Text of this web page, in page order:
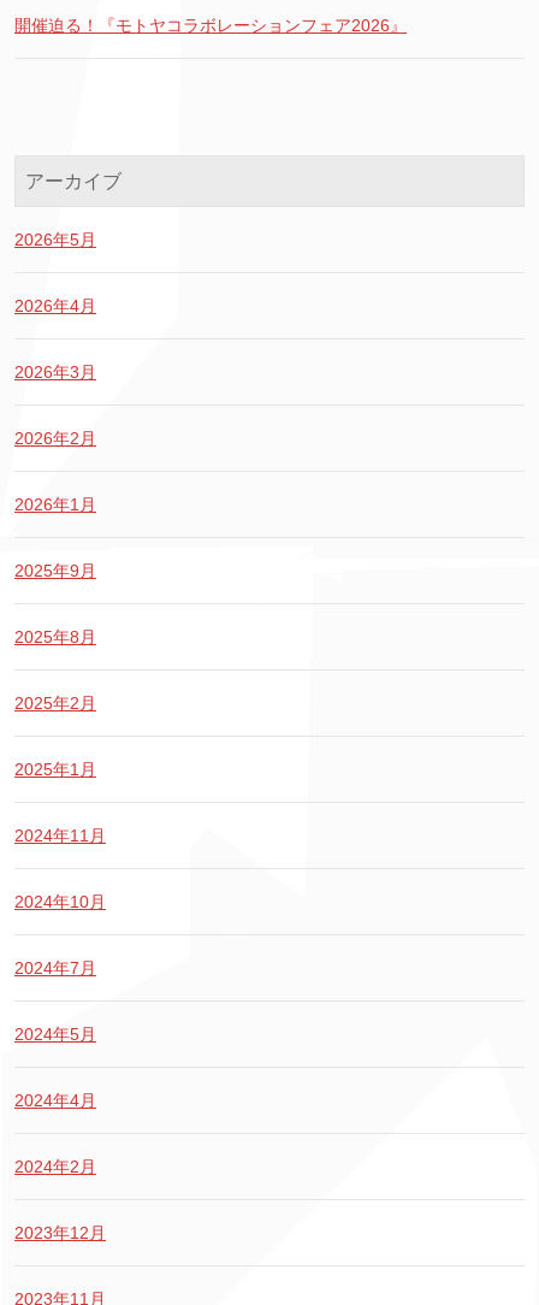
開催迫る！『モトヤコラボレーションフェア2026』
アーカイブ
2026年5月
2026年4月
2026年3月
2026年2月
2026年1月
2025年9月
2025年8月
2025年2月
2025年1月
2024年11月
2024年10月
2024年7月
2024年5月
2024年4月
2024年2月
2023年12月
2023年11月